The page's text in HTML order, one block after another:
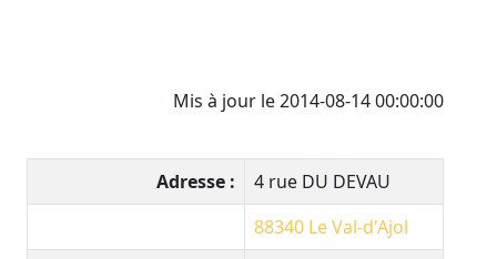
Mis à jour le 2014-08-14 00:00:00
Adresse :
4 rue DU DEVAU
88340 Le Val-d'Ajol